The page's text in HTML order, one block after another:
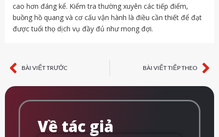
cao hơn đáng kể. Kiểm tra thường xuyên các tiếp điểm,
buồng hồ quang và cơ cấu vận hành là điều cần thiết để đạt
được tuổi thọ dịch vụ đầy đủ như mong đợi.
Trước
BÀI VIẾT TRƯỚC BÀI VIẾT TIẾP THEO
Về tác giả